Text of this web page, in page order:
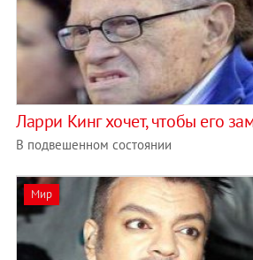
Ларри Кинг хочет, чтобы его
В подвешенном состоянии
Мир